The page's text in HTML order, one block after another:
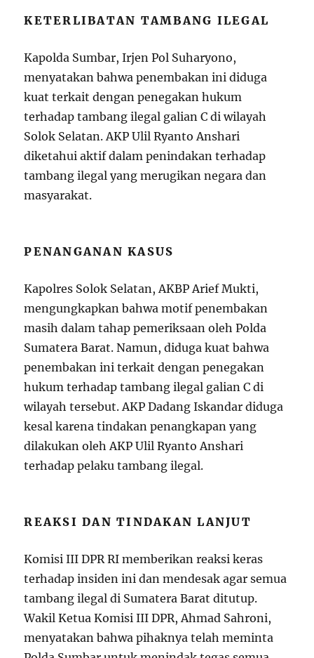
KETERLIBATAN TAMBANG ILEGAL
Kapolda Sumbar, Irjen Pol Suharyono,
menyatakan bahwa penembakan ini diduga
kuat terkait dengan penegakan hukum
terhadap tambang ilegal galian C di wilayah
Solok Selatan. AKP Ulil Ryanto Anshari
diketahui aktif dalam penindakan terhadap
tambang ilegal yang merugikan negara dan
masyarakat.
PENANGANAN KASUS
Kapolres Solok Selatan, AKBP Arief Mukti,
mengungkapkan bahwa motif penembakan
masih dalam tahap pemeriksaan oleh Polda
Sumatera Barat. Namun, diduga kuat bahwa
penembakan ini terkait dengan penegakan
hukum terhadap tambang ilegal galian C di
wilayah tersebut. AKP Dadang Iskandar diduga
kesal karena tindakan penangkapan yang
dilakukan oleh AKP Ulil Ryanto Anshari
terhadap pelaku tambang ilegal.
REAKSI DAN TINDAKAN LANJUT
Komisi III DPR RI memberikan reaksi keras
terhadap insiden ini dan mendesak agar semua
tambang ilegal di Sumatera Barat ditutup.
Wakil Ketua Komisi III DPR, Ahmad Sahroni,
menyatakan bahwa pihaknya telah meminta